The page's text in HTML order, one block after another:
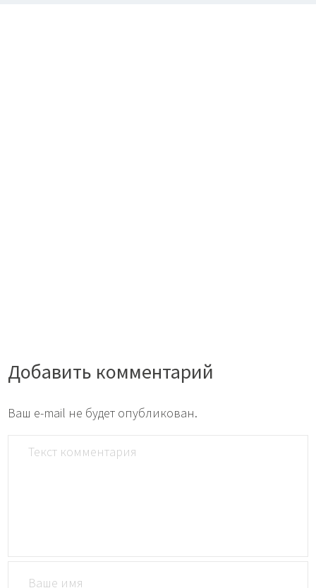
Добавить комментарий
Ваш e-mail не будет опубликован.